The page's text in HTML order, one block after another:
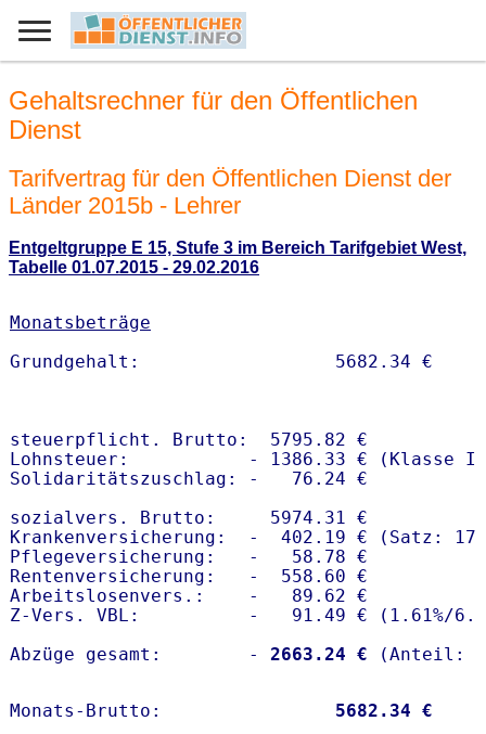
Gehaltsrechner für den Öffentlichen
Dienst
Tarifvertrag für den Öffentlichen Dienst der
Länder 2015b - Lehrer
Entgeltgruppe E 15, Stufe 3 im Bereich Tarifgebiet West,
Tabelle 01.07.2015 - 29.02.2016
Monatsbeträge
steuerpflicht. Brutto:  5795.82 €
Lohnsteuer:           - 1386.33 € (Klasse I)
Solidaritätszuschlag: -   76.24 €
sozialvers. Brutto:     5974.31 €
Krankenversicherung:  -  402.19 € (Satz:
Pflegeversicherung:   -   58.78 €
Rentenversicherung:   -  558.60 €
Arbeitslosenvers.:    -   89.62 €
Z-Vers. VBL:          -   91.49 € ( 1.61%/
Abzüge gesamt:        -
2663.24 €
Monats-Brutto: 5682.34 €